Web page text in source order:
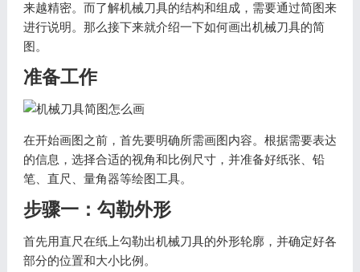
来越精密。而了解机械刀具的结构和组成，需要通过简图来
进行说明。那么接下来就介绍一下如何画出机械刀具的简
图。
准备工作
在开始画图之前，首先要明确所需画图内容。根据需要表达
的信息，选择合适的视角和比例尺寸，并准备好纸张、铅
笔、直尺、量角器等绘图工具。
步骤一：勾勒外形
首先用直尺在纸上勾勒出机械刀具的外形轮廓，并确定好各
部分的位置和大小比例。